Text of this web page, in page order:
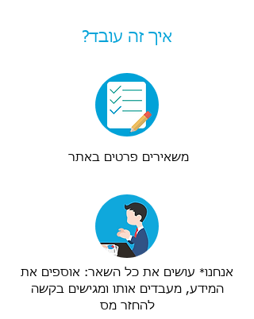
איך זה עובד?
משאירים פרטים באתר
אנחנו* עושים את כל השאר: אוספים את
המידע, מעבדים אותו ומגישים בקשה
להחזר מס